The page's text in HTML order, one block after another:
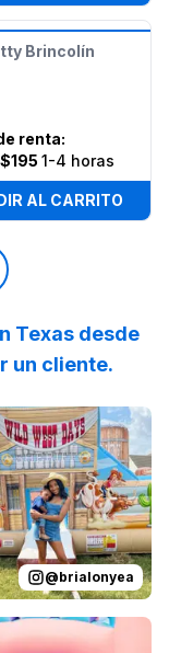
Brincolín
renta:
$195 1-4 horas
AL CARRITO
Texas desde
un cliente.
:It’s not a
onInstagramby
@brialonyea
Oscar
on Instagram by